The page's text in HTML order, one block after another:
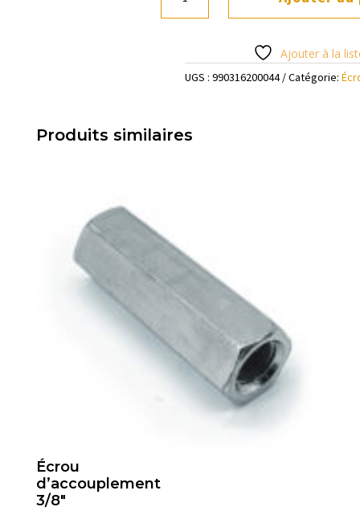
Écrou
Ajouter à la
UGS : 990316200044 Catégorie:
Produits similaires
Écrou
d’accouplement
3/8″